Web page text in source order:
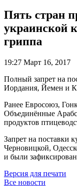
Пять стран
украинской
гриппа
19:27 Март 16, 2017
Полный запрет на
Иордания, Йемен и
Ранее Евросоюз,
Объединённые
продуктов
Запрет на поставки
Черновицкой,
и были
Версия для печати
Все новости